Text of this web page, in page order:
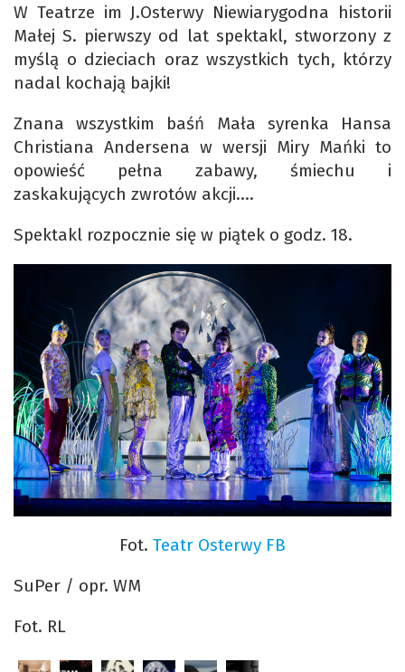
W Teatrze im J.Osterwy Niewiarygodna historii
Małej S. pierwszy od lat spektakl, stworzony z
myślą o dzieciach oraz wszystkich tych, którzy
nadal kochają bajki!
Znana wszystkim baśń Mała syrenka Hansa
Christiana Andersena w wersji Miry Mańki to
opowieść pełna zabawy, śmiechu i
zaskakujących zwrotów akcji….
Spektakl rozpocznie się w piątek o godz. 18.
Fot. Teatr Osterwy FB
SuPer / opr. WM
Fot. RL